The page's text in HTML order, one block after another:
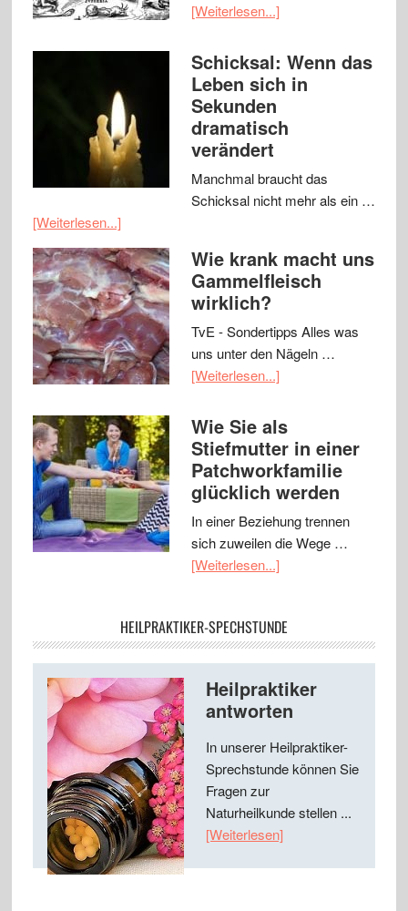
[Weiterlesen...]
Schicksal: Wenn das
Leben sich in
Sekunden
dramatisch
verändert
Manchmal braucht das
Schicksal nicht mehr als ein …
[Weiterlesen...]
Wie krank macht uns
Gammelfleisch
wirklich?
TvE - Sondertipps Alles was
uns unter den Nägeln …
[Weiterlesen...]
Wie Sie als
Stiefmutter in einer
Patchworkfamilie
glücklich werden
In einer Beziehung trennen
sich zuweilen die Wege …
[Weiterlesen...]
HEILPRAKTIKER-SPECHSTUNDE
Heilpraktiker
antworten
In unserer Heilpraktiker-
Sprechstunde können Sie
Fragen zur
Naturheilkunde stellen ...
[Weiterlesen]